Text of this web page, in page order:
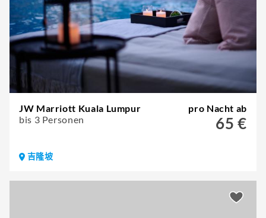
JW Marriott Kuala Lumpur
bis 3 Personen
pro Nacht ab
65 €
吉隆坡